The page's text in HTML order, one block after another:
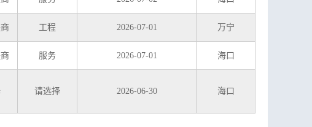
工程 2026-07-01 万宁
服务 2026-07-01 海口
请选择 2026-06-30 海口